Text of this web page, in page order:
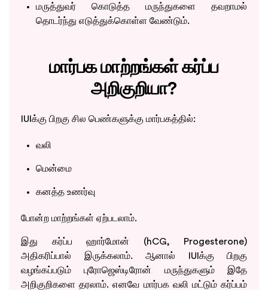
மருத்துவர் கொடுத்த மருந்துகளை தவறாமல்
தொடர்ந்து எடுத்துக்கொள்ள வேண்டும்.
மார்பக மாற்றங்கள் கர்ப்ப
அறிகுறியா?
IUIக்கு பிறகு சில பெண்களுக்கு மார்பகத்தில்:
வலி
மென்மை
கனத்த உணர்வு
போன்ற மாற்றங்கள் ஏற்படலாம்.
இது கர்ப்ப ஹார்மோன் (hCG, Progesterone)
அதிகரிப்பால் இருக்கலாம். ஆனால் IUIக்கு பிறகு
வழங்கப்படும் புரோஜெஸ்டிரோன் மருந்துகளும் இதே
அறிகுறிகளை தரலாம். எனவே மார்பக வலி மட்டும் கர்ப்பம்